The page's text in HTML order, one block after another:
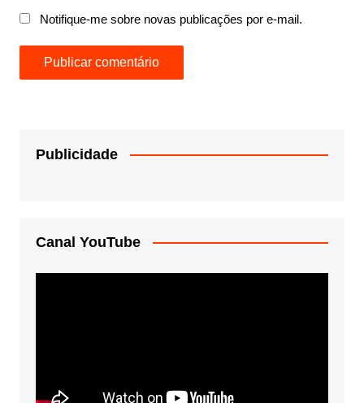
Notifique-me sobre novas publicações por e-mail.
Publicidade
Canal YouTube